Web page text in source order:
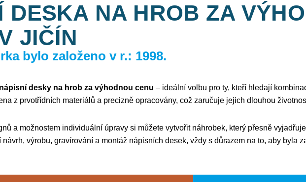
DESKA NA HROB ZA
JIČÍN
bylo založeno v r.: 1998.
nápisní desky na hrob za výhodnou cenu – ideální volbu pro ty, kteří hledají
z prvotřídních materiálů a precizně opracovány, což zaručuje jejich dlouhou
a možnostem individuální úpravy si můžete vytvořit náhrobek, který přesně
výrobu, gravírování a montáž nápisních desek, vždy s důrazem na to, aby byla